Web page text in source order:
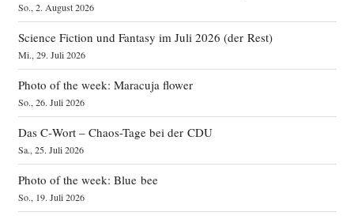
So., 2. August 2026
Science Fiction und Fantasy im Juli 2026 (der Rest)
Mi., 29. Juli 2026
Photo of the week: Maracuja flower
So., 26. Juli 2026
Das C‑Wort – Chaos-Tage bei der CDU
Sa., 25. Juli 2026
Photo of the week: Blue bee
So., 19. Juli 2026